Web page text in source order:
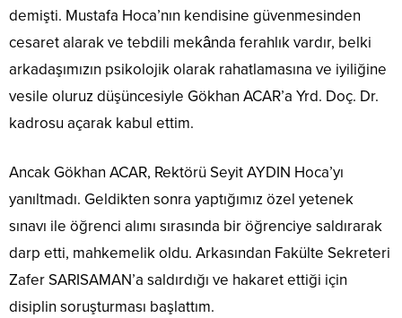
demişti. Mustafa Hoca’nın kendisine güvenmesinden
cesaret alarak ve tebdili mekânda ferahlık vardır, belki
arkadaşımızın psikolojik olarak rahatlamasına ve iyiliğine
vesile oluruz düşüncesiyle Gökhan ACAR’a Yrd. Doç. Dr.
kadrosu açarak kabul ettim.
Ancak Gökhan ACAR, Rektörü Seyit AYDIN Hoca’yı
yanıltmadı. Geldikten sonra yaptığımız özel yetenek
sınavı ile öğrenci alımı sırasında bir öğrenciye saldırarak
darp etti, mahkemelik oldu. Arkasından Fakülte Sekreteri
Zafer SARISAMAN’a saldırdığı ve hakaret ettiği için
disiplin soruşturması başlattım.